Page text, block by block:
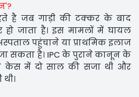
है जब गाड़ी की टक्कर के बाद
हो जाता है। इस मामलों में घायल
पहुंचाने या प्राथमिक इलाज
सकता है। IPC के पुराने कानून के
केस में दो साल की सजा थी और